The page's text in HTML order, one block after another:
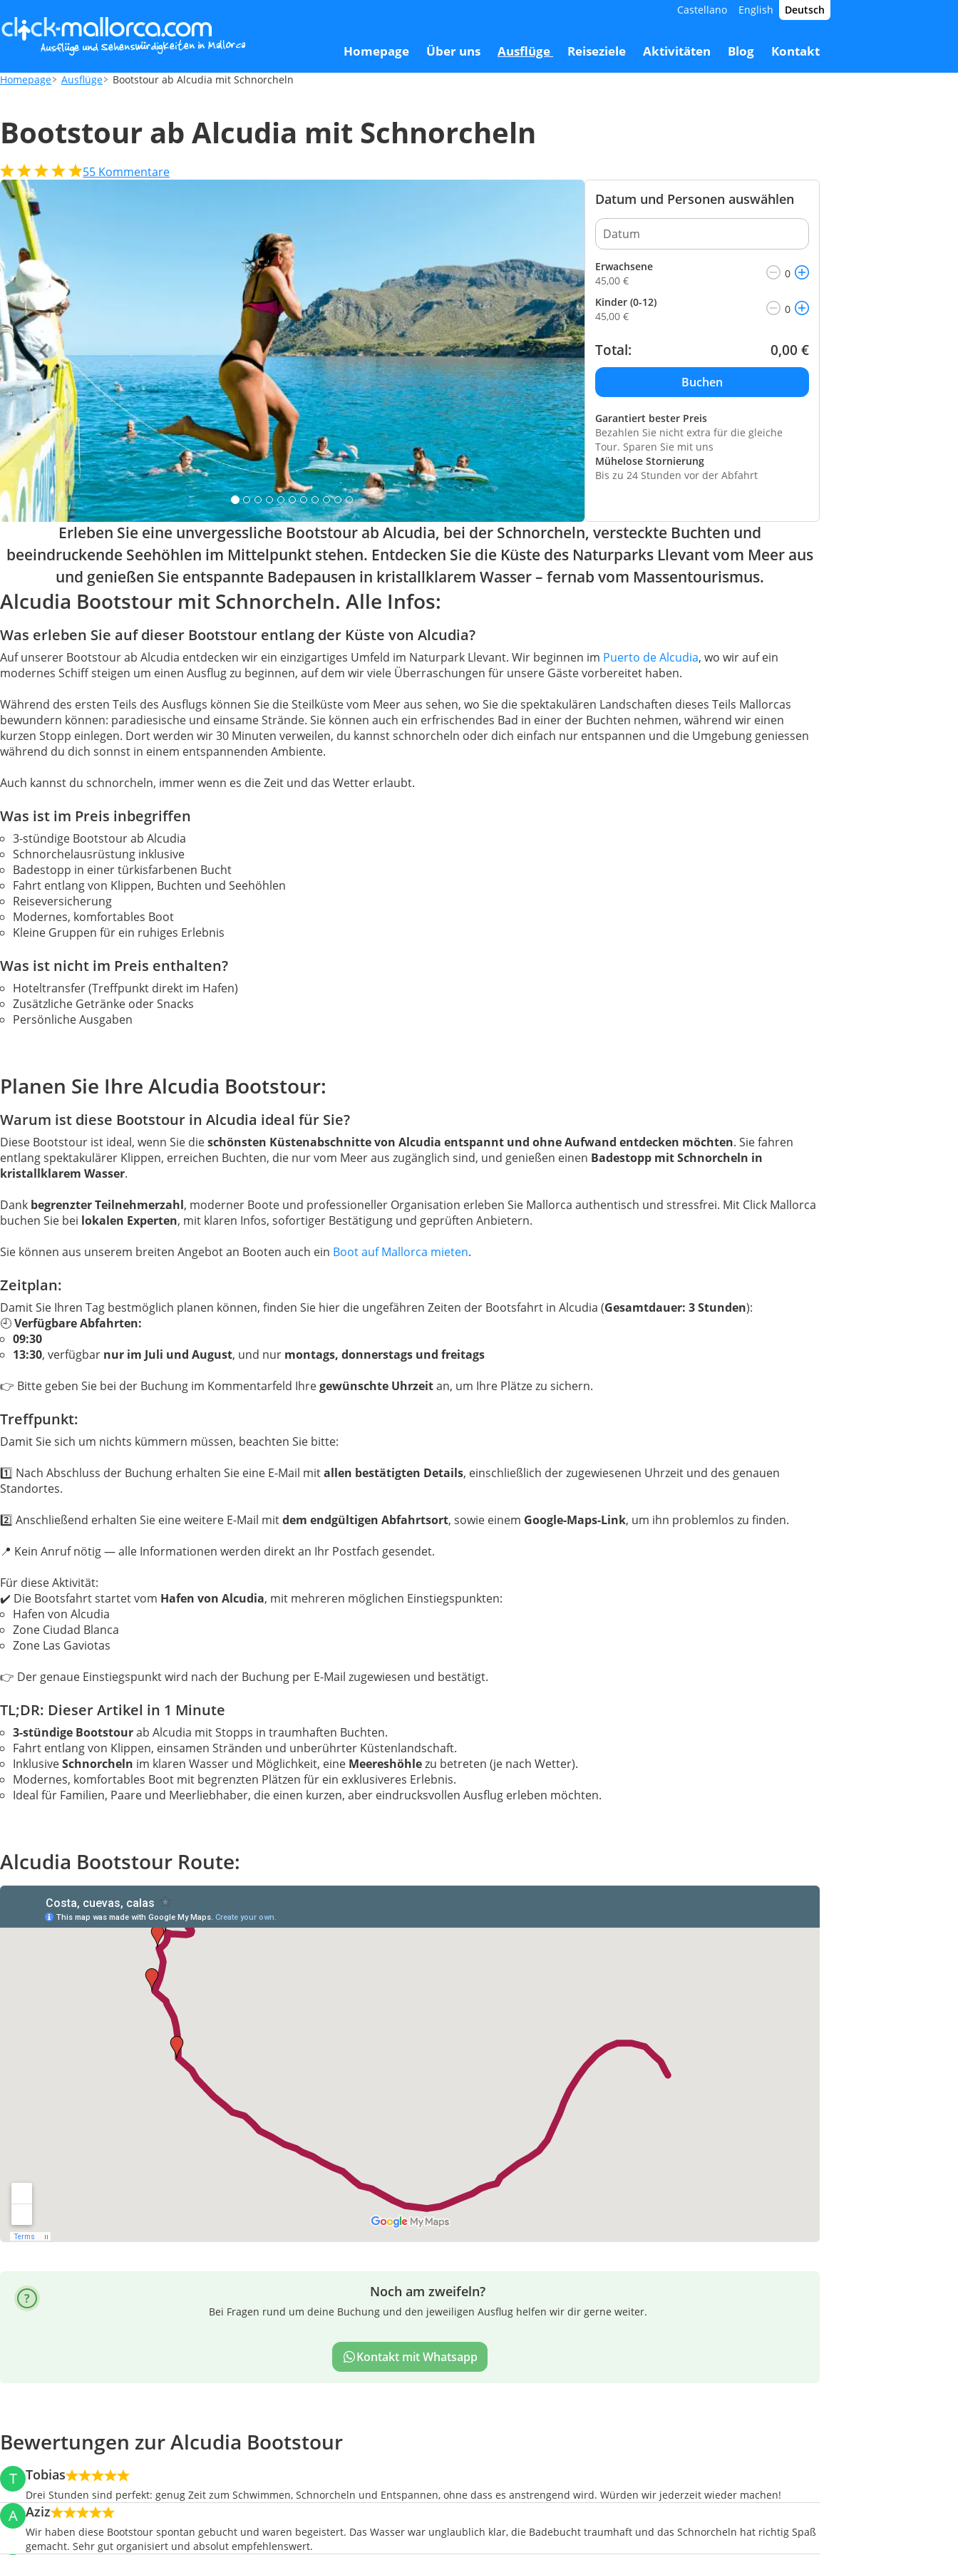
Homepage Über uns Ausflüge Reiseziele Aktivitäten Blog Kontakt
Castellano English Deutsch
Bootstour ab Alcudia mit Schnorcheln 45,00 € 45,00 € Buchen
Homepage Ausflüge Bootstour ab Alcudia mit Schnorcheln
Bootstour ab Alcudia mit Schnorcheln
55 Kommentare
Datum und Personen auswählen
Erwachsene
45,00 €
Kinder (0-12)
45,00 €
Total: 0,00 €
Garantiert bester Preis
Bezahlen Sie nicht extra für die gleiche
Tour. Sparen Sie mit uns
Mühelose Stornierung
Bis zu 24 Stunden vor der Abfahrt
Erleben Sie eine unvergessliche Bootstour ab Alcudia, bei der Schnorcheln, versteckte Buchten und
beeindruckende Seehöhlen im Mittelpunkt stehen. Entdecken Sie die Küste des Naturparks Llevant vom Meer aus
und genießen Sie entspannte Badepausen in kristallklarem Wasser – fernab vom Massentourismus.
Alcudia Bootstour mit Schnorcheln. Alle Infos:
Was erleben Sie auf dieser Bootstour entlang der Küste von Alcudia?
Auf unserer Bootstour ab Alcudia entdecken wir ein einzigartiges Umfeld im Naturpark Llevant. Wir beginnen im Puerto de Alcudia, wo wir auf ein
modernes Schiff steigen um einen Ausflug zu beginnen, auf dem wir viele Überraschungen für unsere Gäste vorbereitet haben.
Während des ersten Teils des Ausflugs können Sie die Steilküste vom Meer aus sehen, wo Sie die spektakulären Landschaften dieses Teils Mallorcas
bewundern können: paradiesische und einsame Strände. Sie können auch ein erfrischendes Bad in einer der Buchten nehmen, während wir einen
kurzen Stopp einlegen. Dort werden wir 30 Minuten verweilen, du kannst schnorcheln oder dich einfach nur entspannen und die Umgebung geniessen
während du dich sonnst in einem entspannenden Ambiente.
Auch kannst du schnorcheln, immer wenn es die Zeit und das Wetter erlaubt.
Was ist im Preis inbegriffen
3-stündige Bootstour ab Alcudia
Schnorchelausrüstung inklusive
Badestopp in einer türkisfarbenen Bucht
Fahrt entlang von Klippen, Buchten und Seehöhlen
Reiseversicherung
Modernes, komfortables Boot
Kleine Gruppen für ein ruhiges Erlebnis
Was ist nicht im Preis enthalten?
Hoteltransfer (Treffpunkt direkt im Hafen)
Zusätzliche Getränke oder Snacks
Persönliche Ausgaben
Planen Sie Ihre Alcudia Bootstour:
Warum ist diese Bootstour in Alcudia ideal für Sie?
Diese Bootstour ist ideal, wenn Sie dieschönsten Küstenabschnitte von Alcudia entspannt und ohne Aufwand entdecken möchten. Sie fahren
entlang spektakulärer Klippen, erreichen Buchten, die nur vom Meer aus zugänglich sind, und genießen einen Badestopp mit Schnorcheln in
kristallklarem Wasser.
Dank begrenzter Teilnehmerzahl, moderner Boote und professioneller Organisation erleben Sie Mallorca authentisch und stressfrei. Mit Click Mallorca
buchen Sie bei lokalen Experten, mit klaren Infos, sofortiger Bestätigung und geprüften Anbietern.
Sie können aus unserem breiten Angebot an Booten auch ein Boot auf Mallorca mieten.
Zeitplan:
Damit Sie Ihren Tag bestmöglich planen können, finden Sie hier die ungefähren Zeiten der Bootsfahrt in Alcudia (Gesamtdauer: 3 Stunden):
🕘Verfügbare Abfahrten:
09:30
13:30, verfügbar nur im Juli und August, und nur montags, donnerstags und freitags
👉 Bitte geben Sie bei der Buchung im Kommentarfeld Ihregewünschte Uhrzeitan, um Ihre Plätze zu sichern.
Treffpunkt:
Damit Sie sich um nichts kümmern müssen, beachten Sie bitte:
1️⃣ Nach Abschluss der Buchung erhalten Sie eine E-Mail mitallen bestätigten Details, einschließlich der zugewiesenen Uhrzeit und des genauen
Standortes.
2️⃣ Anschließend erhalten Sie eine weitere E-Mail mitdem endgültigen Abfahrtsort, sowie einem Google-Maps-Link, um ihn problemlos zu finden.
📍 Kein Anruf nötig — alle Informationen werden direkt an Ihr Postfach gesendet.
Für diese Aktivität:
✔️ Die Bootsfahrt startet vom Hafen von Alcudia, mit mehreren möglichen Einstiegspunkten:
Hafen von Alcudia
Zone Ciudad Blanca
Zone Las Gaviotas
👉 Der genaue Einstiegspunkt wird nach der Buchung per E-Mail zugewiesen und bestätigt.
TL;DR: Dieser Artikel in 1 Minute
3-stündige Bootstourab Alcudia mit Stopps in traumhaften Buchten.
Fahrt entlang von Klippen, einsamen Stränden und unberührter Küstenlandschaft.
InklusiveSchnorcheln im klaren Wasser und Möglichkeit, eine Meereshöhlezu betreten (je nach Wetter).
Modernes, komfortables Boot mit begrenzten Plätzen für ein exklusiveres Erlebnis.
Ideal für Familien, Paare und Meerliebhaber, die einen kurzen, aber eindrucksvollen Ausflug erleben möchten.
Alcudia Bootstour Route:
Noch am zweifeln?
Bei Fragen rund um deine Buchung und den jeweiligen Ausflug helfen wir dir gerne weiter.
Kontakt mit Whatsapp
Bewertungen zur Alcudia Bootstour
T Tobias
Drei Stunden sind perfekt: genug Zeit zum Schwimmen, Schnorcheln und Entspannen, ohne dass es anstrengend wird. Würden wir jederzeit wieder machen!
A Aziz
Wir haben diese Bootstour spontan gebucht und waren begeistert. Das Wasser war unglaublich klar, die Badebucht traumhaft und das Schnorcheln hat richtig Spaß
gemacht. Sehr gut organisiert und absolut empfehlenswert.